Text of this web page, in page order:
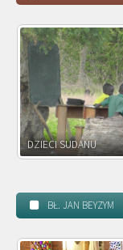
BŁ. JAN BEYZYM